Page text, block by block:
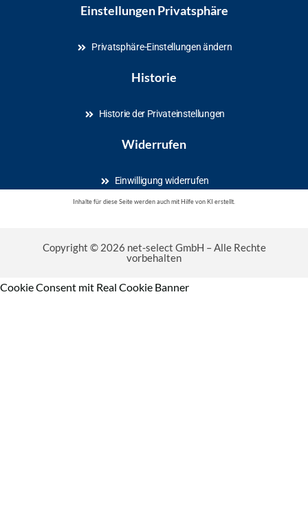
Einstellungen Privatsphäre
Privatsphäre-Einstellungen ändern
Historie
Historie der Privateinstellungen
Widerrufen
Einwilligung widerrufen
Inhalte für diese Seite werden auch mit Hilfe von KI erstellt.
Copyright © 2026 net-select GmbH – Alle Rechte
vorbehalten
Cookie Consent mit Real Cookie Banner